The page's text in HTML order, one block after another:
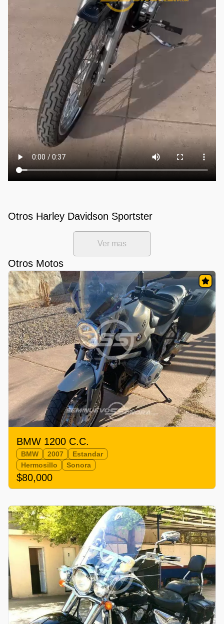
Otros Harley Davidson Sportster
Ver mas
Otros Motos
BMW 1200 C.C.
BMW 2007
Estandar
Hermosillo
Sonora
$80,000